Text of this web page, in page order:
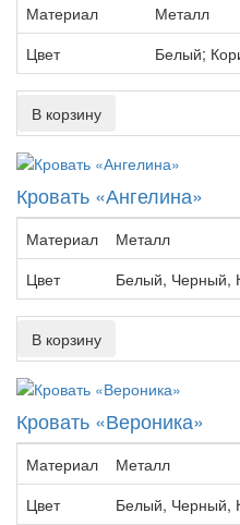
Материал
Металл
Цвет
Белый;
В корзину
Кровать «Ангелина»
Материал
Металл
Цвет
Белый, Черный,
В корзину
Кровать «Вероника»
Материал
Металл
Цвет
Белый, Черный,